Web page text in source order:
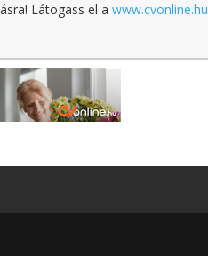
Látogass el awww.cvonline.hu